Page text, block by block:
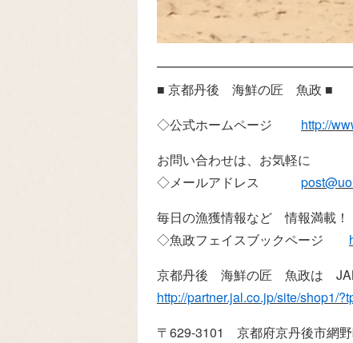
■ 京都丹後 海鮮の匠 魚政 ■
◇公式ホームページ http://
お問い合わせは、お気軽に
◇メールアドレス
毎日の漁獲情報など 情報満載！
◇魚政フェイスブックページ
京都丹後 海鮮の匠 魚政は JAL
http://partner.jal.co.jp/site/shop1/
〒629-3101 京都府京丹後市網